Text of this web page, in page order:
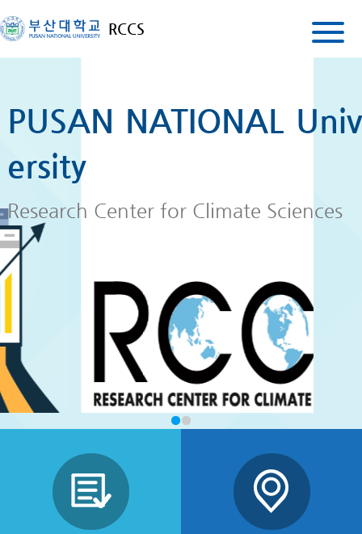
RCCS
PUSAN NATIONAL Univ
ersity
Research Center for Climate Sciences